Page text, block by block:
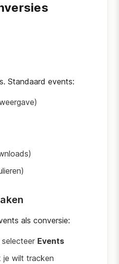
Standaard events:
als conversie:
selecteer Events
wilt tracken